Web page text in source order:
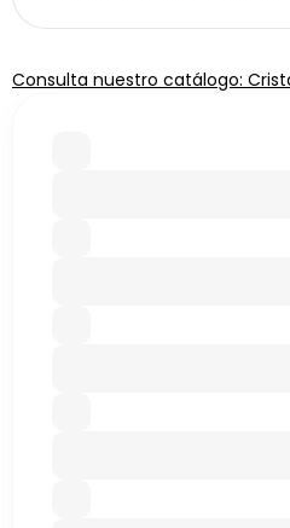
Consulta nuestro catálogo: